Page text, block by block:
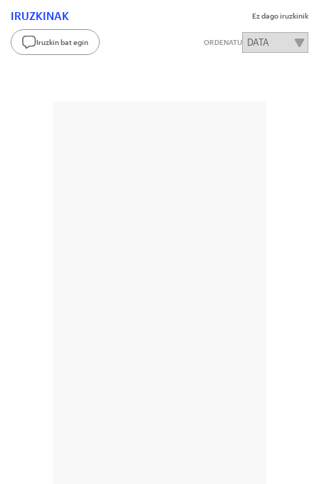
IRUZKINAK Ez dago iruzkinik
Iruzkin bat egin ORDENATU